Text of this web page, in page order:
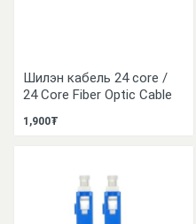
Шилэн кабель 24 core /
24 Core Fiber Optic Cable
1,900₮